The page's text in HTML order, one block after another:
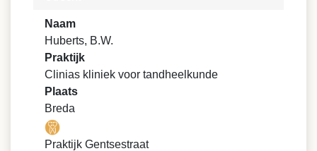
Naam
Huberts, B.W.
Praktijk
Clinias kliniek voor tandheelkunde
Plaats
Breda
Praktijk Gentsestraat